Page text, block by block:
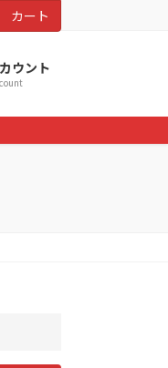
カート
ウント